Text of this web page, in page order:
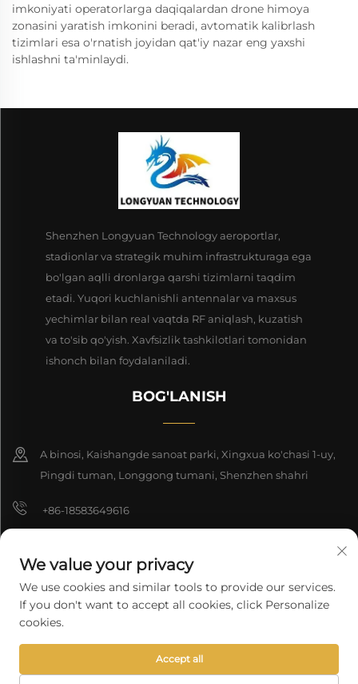
imkoniyati operatorlarga daqiqalardan drone himoya
zonasini yaratish imkonini beradi, avtomatik kalibrlash
tizimlari esa o'rnatish joyidan qat'iy nazar eng yaxshi
ishlashni ta'minlaydi.
Shenzhen Longyuan Technology aeroportlar,
stadionlar va strategik muhim infrastrukturaga ega
bo'lgan aqlli dronlarga qarshi tizimlarni taqdim
etadi. Yuqori kuchlanishli antennalar va maxsus
yechimlar bilan real vaqtda RF aniqlash, kuzatish
va to'sib qo'yish. Xavfsizlik tashkilotlari tomonidan
ishonch bilan foydalaniladi.
BOG'LANISH
A binosi, Kaishangde sanoat parki, Xingxua ko'chasi 1-uy,
Pingdi tuman, Longgong tumani, Shenzhen shahri
+86-18583649616
8618165761396
Nashr huquqi 2025 Shenzhen Longyuan Texnologiya Kompaniyasi
cheklangan. Barcha huquqlar himoyalangan.
We value your privacy
We use cookies and similar tools to provide our services.
If you don't want to accept all cookies, click Personalize
cookies.
Accept all